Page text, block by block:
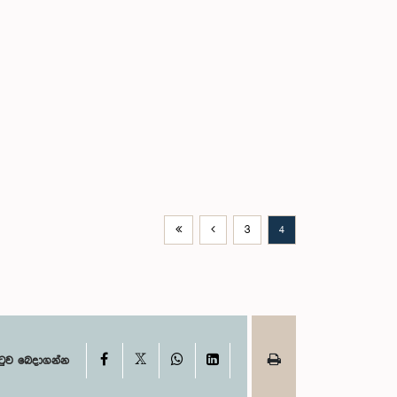
3 4
බෙදාගන්න Facebook WhatsAppLinkedIn